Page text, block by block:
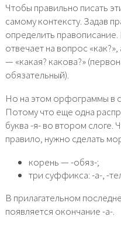
Чтобы правильно писать
самому контексту. Задав
определить
отвечает на вопрос
— «какая? какова?»
обязательный).
Но на этом орфограммы в
Потому что еще одна
буква -я- во втором
правило, нужно сделать
корень — -обяз-;
три суффикса: -а-, -
В прилагательном
появляется окончание -а-.